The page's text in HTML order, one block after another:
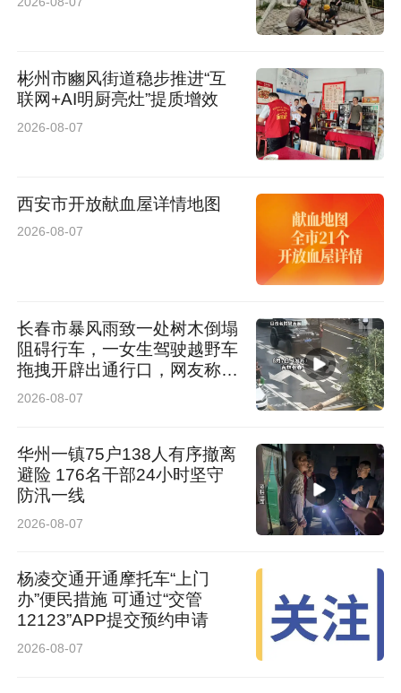
彬州市豳风街道稳步推进“互
联网+AI明厨亮灶”提质增效
2026-08-07
西安市开放献血屋详情地图
2026-08-07
长春市暴风雨致一处树木倒塌
阻碍行车，一女生驾驶越野车
拖拽开辟出通行口，网友称赞
女司机拖拽时放缆旗还慢速！
2026-08-07
华州一镇75户138人有序撤离
避险 176名干部24小时坚守
防汛一线
2026-08-07
杨凌交通开通摩托车“上门
办”便民措施 可通过“交管
12123”APP提交预约申请
2026-08-07